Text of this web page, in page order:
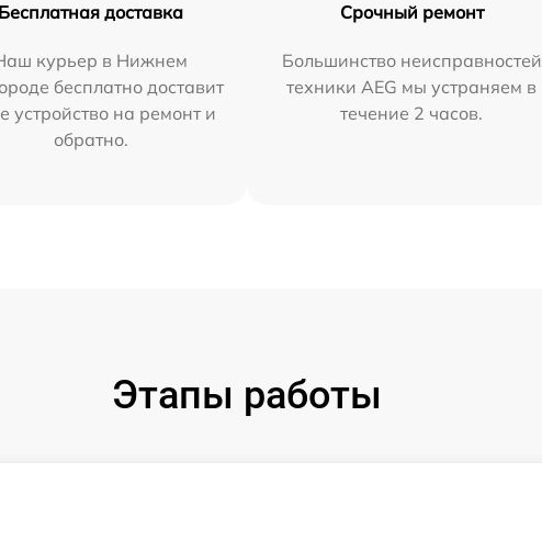
Бесплатная доставка
курьер в Нижнем
бесплатно доставит
устройство на ремонт и
обратно.
Срочный ремонт
Большинство неисправностей
техники AEG мы устраняем в
течение 2 часов.
Этапы работы